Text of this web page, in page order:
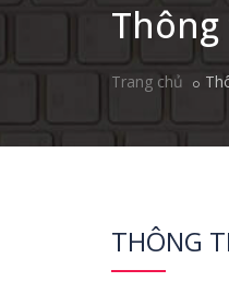
Trang chủ
THÔNG